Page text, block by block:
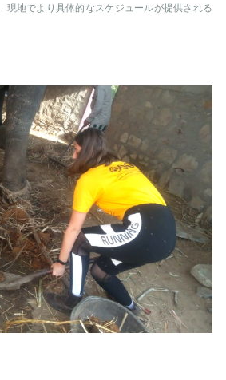
現地でより具体的なスケジュールが提供される